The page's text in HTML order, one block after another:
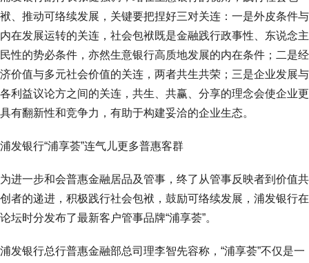
袱、推动可络续发展，关键要把捏好三对关连：一是外皮条件与
内在发展运转的关连，社会包袱既是金融践行政事性、东说念主
民性的势必条件，亦然生意银行高质地发展的内在条件；二是经
济价值与多元社会价值的关连，两者共生共荣；三是企业发展与
各利益议论方之间的关连，共生、共赢、分享的理念会使企业更
具有翻新性和竞争力，有助于构建妥洽的企业生态。
浦发银行“浦享荟”连气儿更多普惠客群
为进一步和会普惠金融居品及管事，终了从管事反映者到价值共
创者的递进，积极践行社会包袱，鼓励可络续发展，浦发银行在
论坛时分发布了最新客户管事品牌“浦享荟”。
浦发银行总行普惠金融部总司理李智先容称，“浦享荟”不仅是一